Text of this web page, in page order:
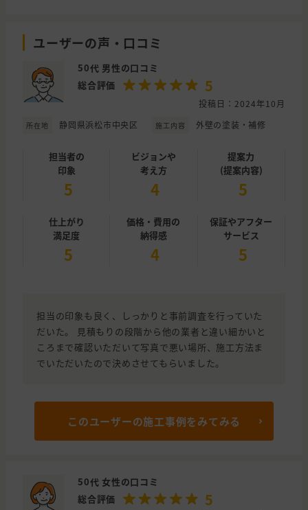
ユーザーの声・口コミ
50代 男性の口コミ
総合評価
5
投稿日：2024年10月
所在地 静岡県浜松市中央区 施工内容 外壁の塗装・補修
担当者の
印象
5
ビジョンや
考え方
4
提案力
(提案内容)
5
仕上がり
満足度
5
価格・費用の
納得感
4
保証やアフター
サービス
5
担当の印象も良く、しっかりと事前調査を行っていた
だいた。 見積もりの段階から他の業者と違い細かいと
ころまで確認いただいて写真で悪い場所、施工方法ま
でいただいたので決めさせてもらいました。
このユーザーの施工事例をみてみる
50代 女性の口コミ
総合評価
5